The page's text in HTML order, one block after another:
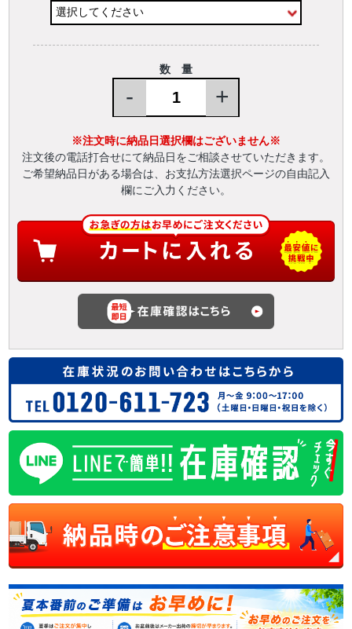
数 量
- +
※注文時に納品日選択欄はございません※
注文後の電話打合せにて納品日をご相談させていただきます。
ご希望納品日がある場合は、お支払方法選択ページの自由記入
欄にご入力ください。